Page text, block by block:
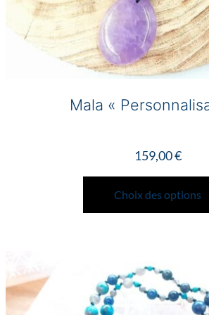
Mala «
159,00€
Choix des options